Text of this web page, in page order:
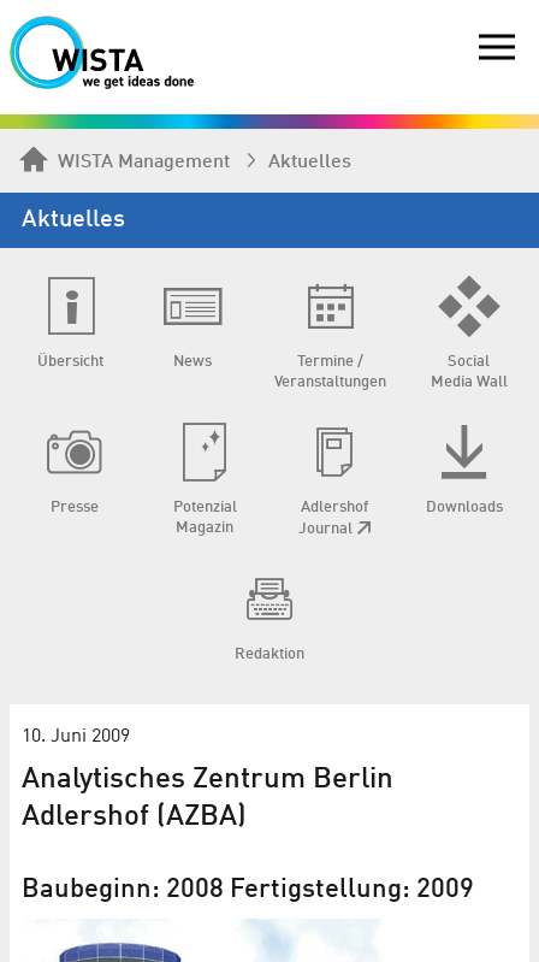
WISTA Management Aktuelles
Aktuelles
Übersicht News
Termine /
Veranstaltungen
Social
Media Wall
Presse
Potenzial
Magazin
Adlershof
Journal
Downloads
Redaktion
10. Juni 2009
Analytisches Zentrum Berlin
Adlershof (AZBA)
Baubeginn: 2008 Fertigstellung: 2009